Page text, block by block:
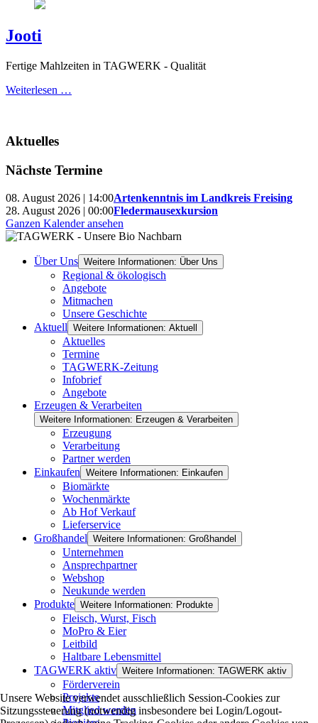
Jooti
Fertige Mahlzeiten in TAGWERK - Qualität
Weiterlesen …
Aktuelles
Nächste Termine
08. August 2026 | 14:00Artenkenntnis im Landkreis Freising
28. August 2026 | 00:00Fledermausexkursion
Ganzen Kalender ansehen
Über Uns Weitere Informationen: Über Uns
Regional & ökologisch
Angebote
Mitmachen
Unsere Geschichte
Aktuell Weitere Informationen: Aktuell
Aktuelles
Termine
TAGWERK-Zeitung
Infobrief
Angebote
Erzeugen & Verarbeiten
Weitere Informationen: Erzeugen & Verarbeiten
Erzeugung
Verarbeitung
Partner werden
Einkaufen Weitere Informationen: Einkaufen
Biomärkte
Wochenmärkte
Ab Hof Verkauf
Lieferservice
Großhandel Weitere Informationen: Großhandel
Unternehmen
Ansprechpartner
Webshop
Neukunde werden
Produkte Weitere Informationen: Produkte
Fleisch, Wurst, Fisch
MoPro & Eier
Leitbild
Haltbare Lebensmittel
TAGWERK aktiv Weitere Informationen: TAGWERK aktiv
Förderverein
Projekte
Mitglied werden
Unsere Website verwendet ausschließlich Session-Cookies zur
Sitzungssteuerung (notwendig insbesondere bei Login/Logout-